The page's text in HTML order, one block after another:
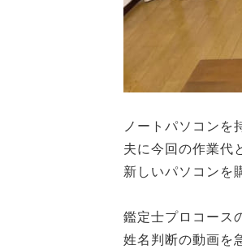
ノートパソコンを
夫に今回の作業代
新しいパソコンを
鑑定士プロコース
姓名判断の動画を